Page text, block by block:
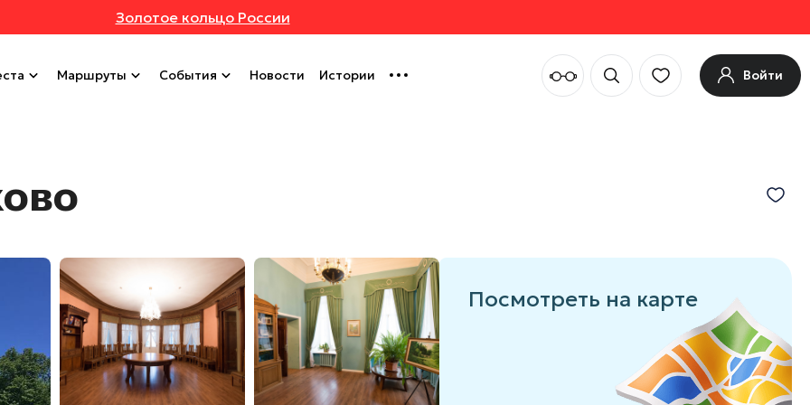
Золотое кольцо России
Маршруты События Новости Истории Войти
Посмотреть на карте